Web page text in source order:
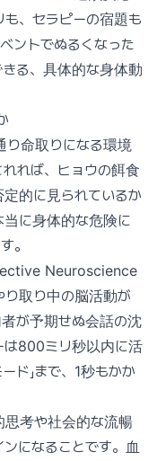
、セラピーの宿題も
ントでぬるくなった
る、具体的な身体動
り命取りになる環境
れば、ヒョウの餌食
的に見られているか
に身体的な危険に
。
Neuroscience
取り中の脳活動が
が予期せぬ会話の沈
は800ミリ秒以内に活
ド」まで、1秒もかか
思考や社会的な流暢
になることです。血